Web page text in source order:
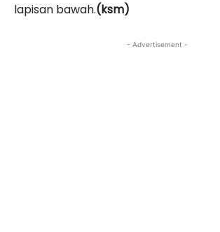
lapisan bawah.(ksm)
- Advertisement -